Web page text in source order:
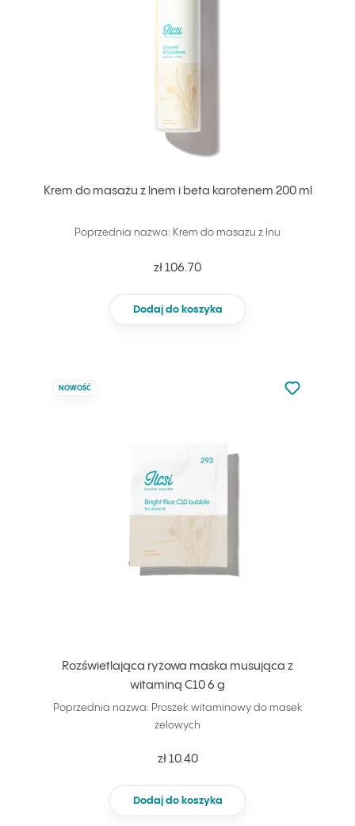
Krem do masażu z lnem i beta karotenem 200 ml
Poprzednia nazwa: Krem do masażu z lnu
zł 106.70
Dodaj do koszyka
Rozświetlająca ryżowa maska musująca z
witaminą C10 6 g
NOWOŚĆ
Poprzednia nazwa: Proszek witaminowy do masek
żelowych
zł 10.40
Dodaj do koszyka
Nie dodano
Dodaj do